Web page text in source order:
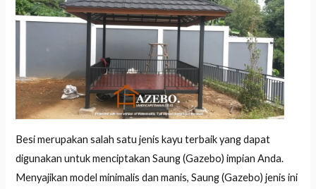
Besi merupakan salah satu jenis kayu terbaik yang dapat
digunakan untuk menciptakan Saung (Gazebo) impian Anda.
Menyajikan model minimalis dan manis, Saung (Gazebo) jenis ini